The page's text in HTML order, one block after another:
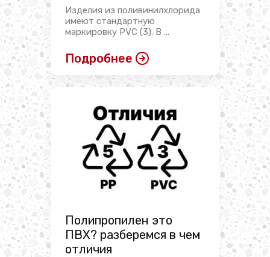
Изделия из поливинилхлорида
имеют стандартную
маркировку PVC (3). В ...
Подробнее
Полипропилен это
ПВХ? разберемся в чем
отличия